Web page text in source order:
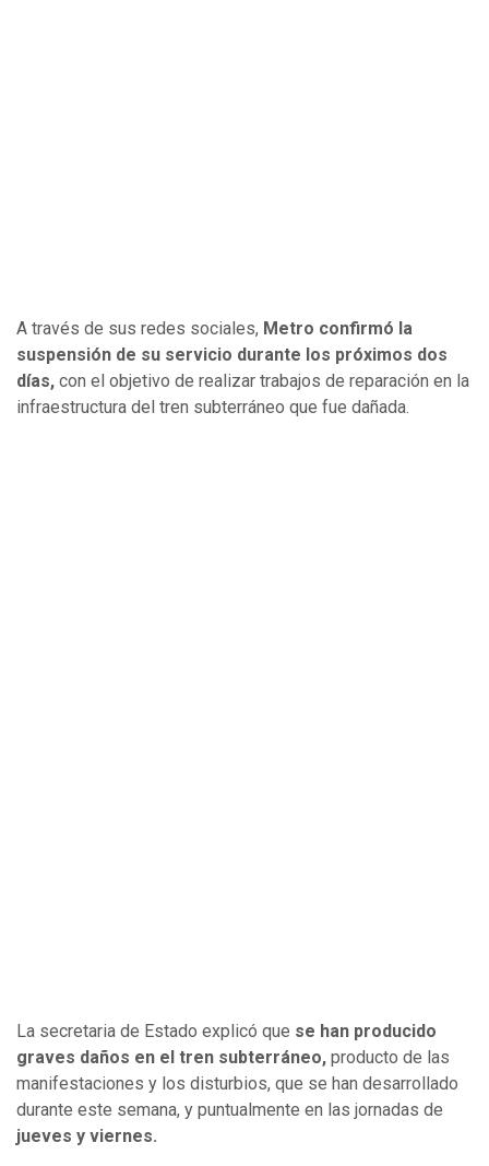
A través de sus redes sociales, Metro confirmó la
suspensión de su servicio durante los próximos dos
días, con el objetivo de realizar trabajos de reparación en la
infraestructura del tren subterráneo que fue dañada.
La secretaria de Estado explicó que se han producido
graves daños en el tren subterráneo, producto de las
manifestaciones y los disturbios, que se han desarrollado
durante este semana, y puntualmente en las jornadas de
jueves y viernes.